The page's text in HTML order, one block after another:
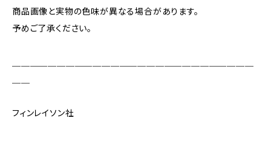
商品画像と実物の色味が異なる場合があります。
予めご了承ください。
フィンレイソン社